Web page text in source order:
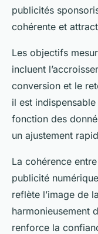
publicités
cohérente et
Les objectifs
incluent
conversion et le
il est
fonction des
un ajustement
La cohérence
publicité
reflète l’image de
harmonieusement
renforce la